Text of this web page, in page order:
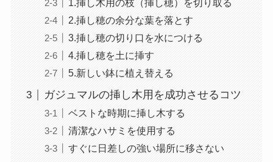
1.挿し木用の枝（挿し穂）を切り取る
2.挿し穂の余分な葉を落とす
3.挿し穂の切り口を水につける
4.挿し穂を土に挿す
5.新しい鉢に植え替える
ガジュマルの挿し木用を成功させるコツ
ベストな時期に挿し木する
清潔なハサミを使用する
すぐに日差しの強い場所に移さない